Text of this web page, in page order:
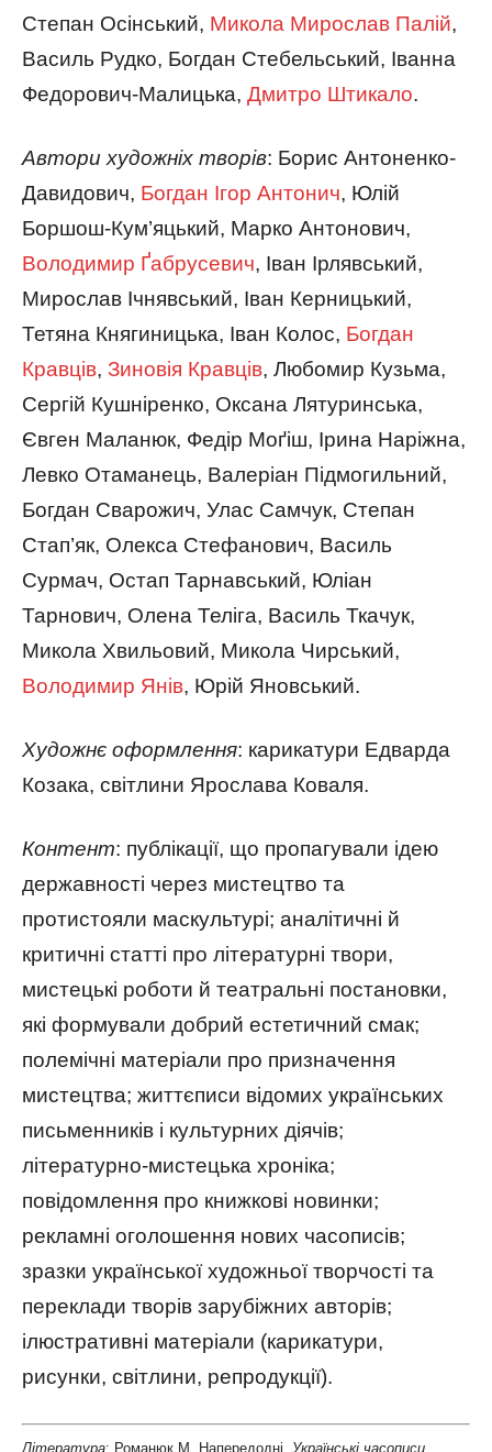
Степан Осінський, Микола Мирослав Палій,
Василь Рудко, Богдан Стебельський, Іванна
Федорович-Малицька, Дмитро Штикало.
Автори художніх творів: Борис Антоненко-
Давидович, Богдан Ігор Антонич, Юлій
Боршош-Кум’яцький, Марко Антонович,
Володимир Ґабрусевич, Іван Ірлявський,
Мирослав Ічнявський, Іван Керницький,
Тетяна Княгиницька, Іван Колос, Богдан
Кравців, Зиновія Кравців, Любомир Кузьма,
Сергій Кушніренко, Оксана Лятуринська,
Євген Маланюк, Федір Моґіш, Ірина Наріжна,
Левко Отаманець, Валеріан Підмогильний,
Богдан Сварожич, Улас Самчук, Степан
Стап’як, Олекса Стефанович, Василь
Сурмач, Остап Тарнавський, Юліан
Тарнович, Олена Теліга, Василь Ткачук,
Микола Хвильовий, Микола Чирський,
Володимир Янів, Юрій Яновський.
Художнє оформлення: карикатури Едварда
Козака, світлини Ярослава Коваля.
Контент: публікації, що пропагували ідею
державності через мистецтво та
протистояли маскультурі; аналітичні й
критичні статті про літературні твори,
мистецькі роботи й театральні постановки,
які формували добрий естетичний смак;
полемічні матеріали про призначення
мистецтва; життєписи відомих українських
письменників і культурних діячів;
літературно-мистецька хроніка;
повідомлення про книжкові новинки;
рекламні оголошення нових часописів;
зразки української художньої творчості та
переклади творів зарубіжних авторів;
ілюстративні матеріали (карикатури,
рисунки, світлини, репродукції).
Література: Романюк М. Напередодні. Українські часописи